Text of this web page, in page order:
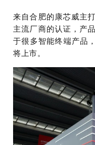
来自合肥的康芯威主
主流厂商的认证，产
于很多智能终端产品
将上市。